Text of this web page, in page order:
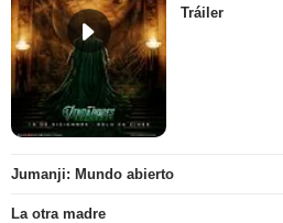
Tráiler
Jumanji: Mundo abierto
La otra madre